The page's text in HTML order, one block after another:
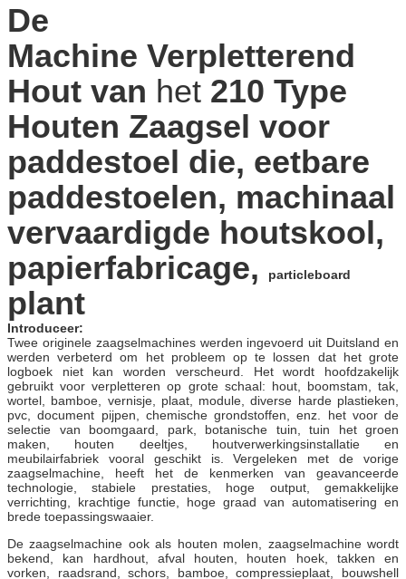
De
Machine Verpletterend
Hout van het 210 Type
Houten Zaagsel voor
paddestoel die, eetbare
paddestoelen, machinaal
vervaardigde houtskool,
papierfabricage,
particleboard
plant
Introduceer:
Twee originele zaagselmachines werden ingevoerd uit Duitsland en
werden verbeterd om het probleem op te lossen dat het grote
logboek niet kan worden verscheurd. Het wordt hoofdzakelijk
gebruikt voor verpletteren op grote schaal: hout, boomstam, tak,
wortel, bamboe, vernisje, plaat, module, diverse harde plastieken,
pvc, document pijpen, chemische grondstoffen, enz. het voor de
selectie van boomgaard, park, botanische tuin, tuin het groen
maken, houten deeltjes, houtverwerkingsinstallatie en
meubilairfabriek vooral geschikt is. Vergeleken met de vorige
zaagselmachine, heeft het de kenmerken van geavanceerde
technologie, stabiele prestaties, hoge output, gemakkelijke
verrichting, krachtige functie, hoge graad van automatisering en
brede toepassingswaaier.
De zaagselmachine ook als houten molen, zaagselmachine wordt
bekend, kan hardhout, afval houten, houten hoek, takken en
vorken, raadsrand, schors, bamboe, compressieplaat, bouwshell